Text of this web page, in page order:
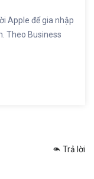
Apple để gia nhập
Theo Business
Trả lời